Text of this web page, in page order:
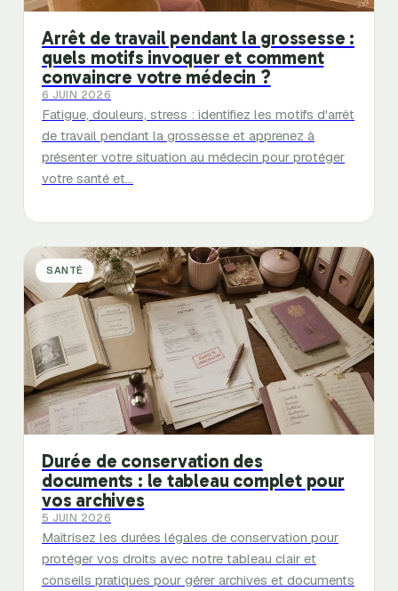
Arrêt de travail pendant la grossesse :
quels motifs invoquer et comment
convaincre votre médecin ?
6 JUIN 2026
Fatigue, douleurs, stress : identifiez les motifs d'arrêt
de travail pendant la grossesse et apprenez à
présenter votre situation au médecin pour protéger
votre santé et…
SANTÉ
Durée de conservation des
documents : le tableau complet pour
vos archives
5 JUIN 2026
Maîtrisez les durées légales de conservation pour
protéger vos droits avec notre tableau clair et
conseils pratiques pour gérer archives et documents